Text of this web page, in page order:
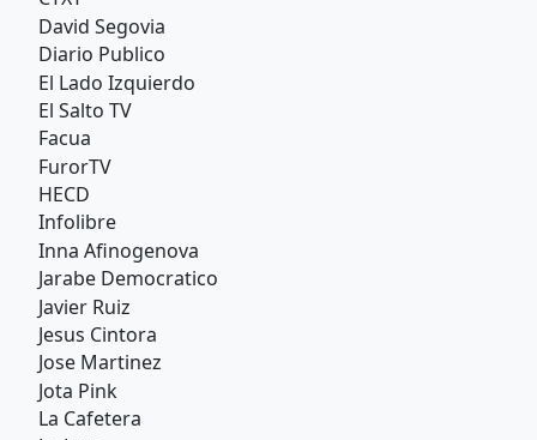
David Segovia
Diario Publico
El Lado Izquierdo
El Salto TV
Facua
FurorTV
HECD
Infolibre
Inna Afinogenova
Jarabe Democratico
Javier Ruiz
Jesus Cintora
Jose Martinez
Jota Pink
La Cafetera